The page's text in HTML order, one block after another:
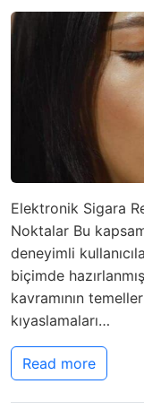
Elektronik Sigara
Noktalar Bu
deneyimli
biçimde
kavramının
kıyaslamaları…
Read more